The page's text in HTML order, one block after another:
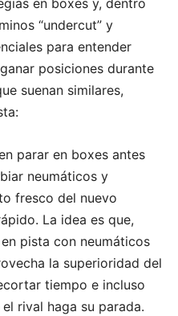
en boxes y, dentro
“undercut” y
para entender
posiciones durante
suenan similares,
parar en boxes antes
neumáticos y
fresco del nuevo
La idea es que,
pista con neumáticos
la superioridad del
tiempo e incluso
rival haga su parada.